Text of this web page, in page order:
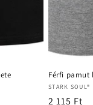
Férfi pamut
STARK SOUL®
Normál
2 115 Ft